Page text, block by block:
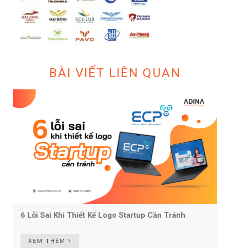
BÀI VIẾT LIÊN QUAN
6 Lỗi Sai Khi Thiết Kế Logo Startup Cần Tránh
XEM THÊM